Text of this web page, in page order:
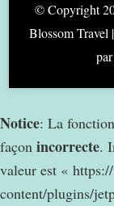
© Copyright
Blossom Travel
par
Notice: La
façon incorrecte.
valeur est «
content/plugins/